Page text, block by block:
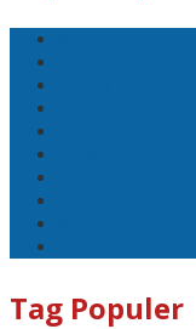
Tag Populer